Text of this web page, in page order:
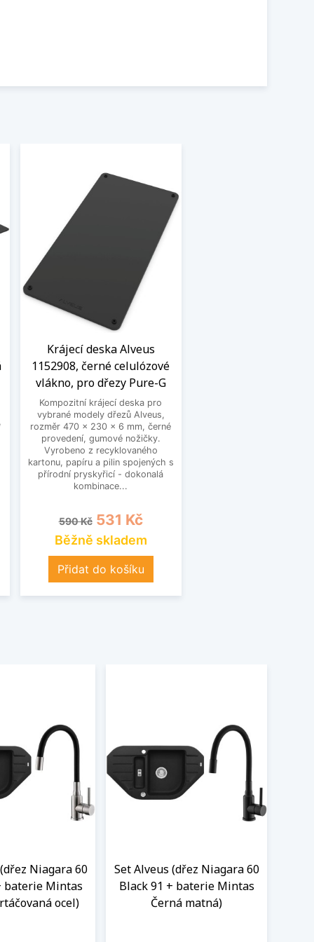
Krájecí deska Alveus
1152908, černé celulózové
vlákno, pro dřezy Pure-G
Kompozitní krájecí deska pro
vybrané modely dřezů Alveus,
rozměr 470 x 230 x 6 mm, černé
provedení, gumové nožičky.
Vyrobeno z recyklovaného
kartonu, papíru a pilin spojených s
přírodní pryskyřicí - dokonalá
kombinace...
Běžná cena
590 Kč Cena
531 Kč
Běžně skladem
Přidat do košíku
Niagara 60
baterie Mintas
ocel)
Set Alveus (dřez Niagara 60
Black 91 + baterie Mintas
Černá matná)